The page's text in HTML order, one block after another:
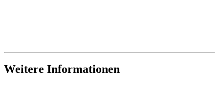
Weitere Informationen